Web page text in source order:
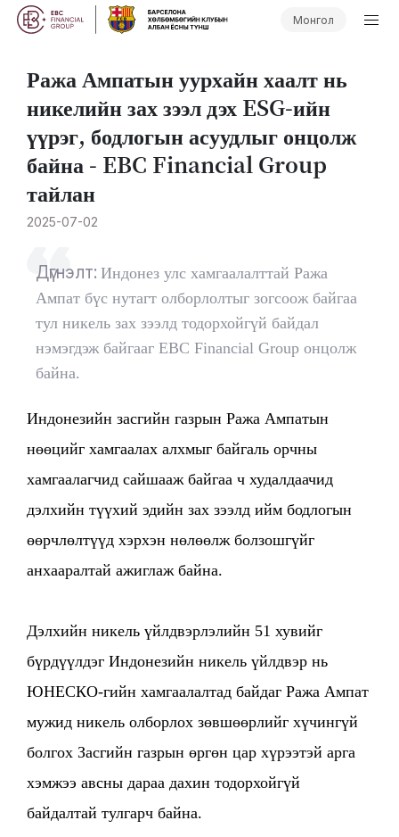
Монгол
Ража Ампатын уурхайн хаалт нь
никелийн зах зээл дэх ESG-ийн
үүрэг, бодлогын асуудлыг онцолж
байна - EBC Financial Group
тайлан
2025-07-02
Дүгнэлт: Индонез улс хамгаалалттай Ража
Ампат бүс нутагт олборлолтыг зогсоож байгаа
тул никель зах зээлд тодорхойгүй байдал
нэмэгдэж байгааг EBC Financial Group онцолж
байна.
Индонезийн засгийн газрын Ража Ампатын
нөөцийг хамгаалах алхмыг байгаль орчны
хамгаалагчид сайшааж байгаа ч худалдаачид
дэлхийн түүхий эдийн зах зээлд ийм бодлогын
өөрчлөлтүүд хэрхэн нөлөөлж болзошгүйг
анхааралтай ажиглаж байна.
Дэлхийн никель үйлдвэрлэлийн 51 хувийг
бүрдүүлдэг Индонезийн никель үйлдвэр нь
ЮНЕСКО-гийн хамгаалалтад байдаг Ража Ампат
мужид никель олборлох зөвшөөрлийг хүчингүй
болгох Засгийн газрын өргөн цар хүрээтэй арга
хэмжээ авсны дараа дахин тодорхойгүй
байдалтай тулгарч байна.